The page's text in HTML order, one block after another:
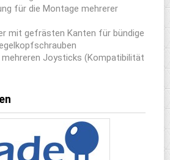
für die Montage mehrerer
mit gefrästen Kanten für bündige
Joysticks (Kompatibilität